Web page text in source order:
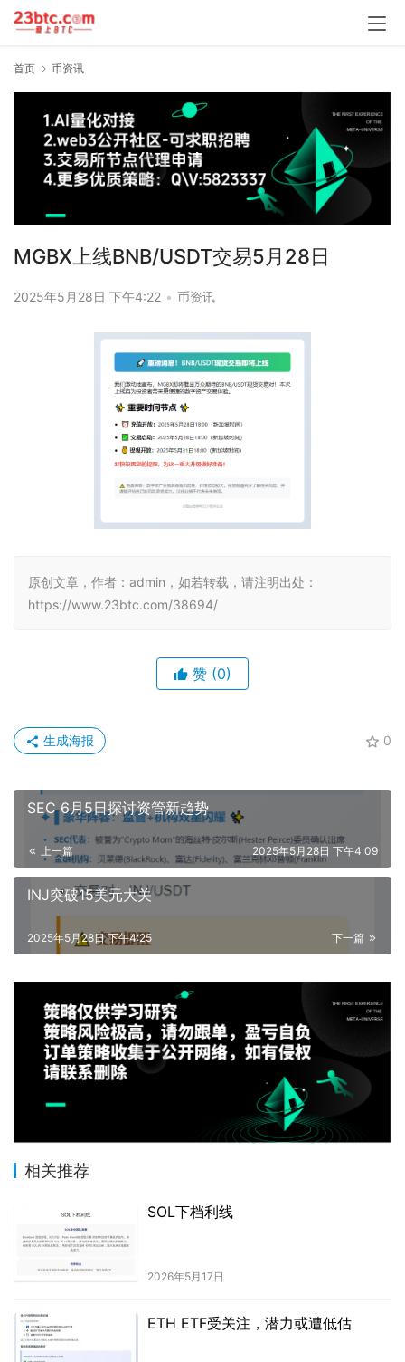
首页 币资讯
MGBX上线BNB/USDT交易5月28日
2025年5月28日 下午4:22 • 币资讯
原创文章，作者：admin，如若转载，请注明出处：
https://www.23btc.com/38694/
赞 (0)
0
生成海报
SEC 6月5日探讨资管新趋势
上一篇 2025年5月28日 下午4:09
INJ突破15美元大关
下一篇
2025年5月28日 下午4:25
相关推荐
SOL下档利线
2026年5月17日
ETH ETF受关注，潜力或遭低估